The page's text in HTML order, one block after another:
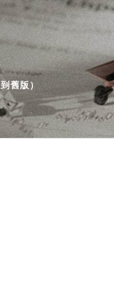
到舊版 ）